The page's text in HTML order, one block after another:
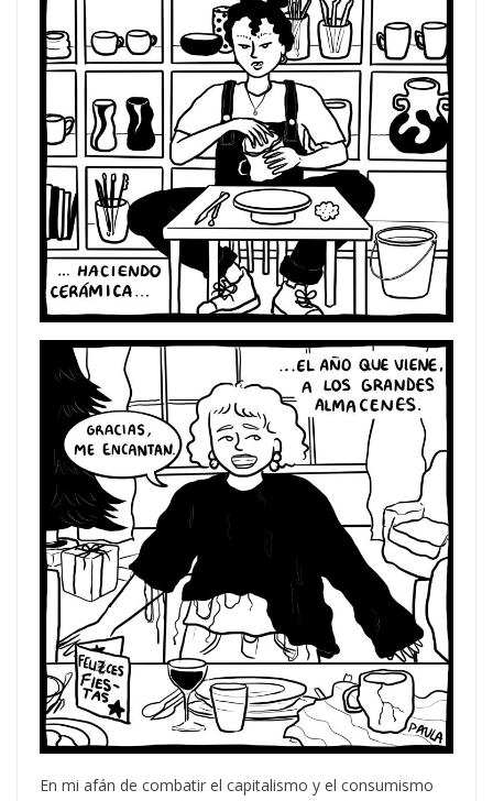
En mi afán de combatir el capitalismo y el consumismo